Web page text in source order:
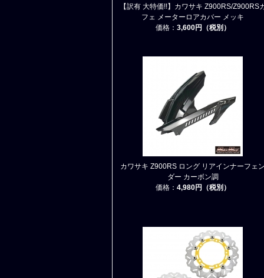
【訳有 大特価!!】カワサキ Z900RS/Z900RS
フェ メーターロアカバー メッキ
価格： 3,600円（税別）
カワサキ Z900RS ロング リアインナーフェ
ダー カーボン調
価格： 4,980円（税別）